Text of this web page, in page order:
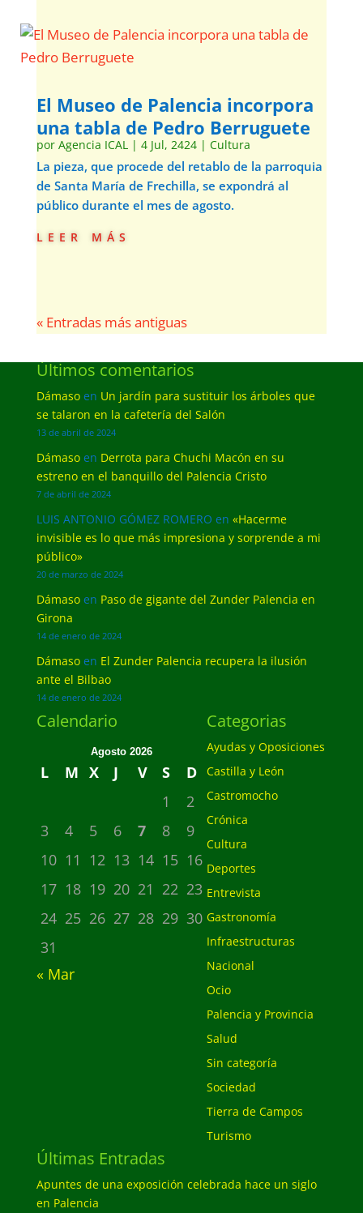
El Museo de Palencia incorpora
una tabla de Pedro Berruguete
por Agencia ICAL| 4 Jul, 2424| Cultura
La pieza, que procede del retablo de la parroquia
de Santa María de Frechilla, se expondrá al
público durante el mes de agosto.
leer más
« Entradas más antiguas
Últimos comentarios
Dámasoen Un jardín para sustituir los árboles que
se talaron en la cafetería del Salón
13 de abril de 2024
Dámasoen Derrota para Chuchi Macón en su
estreno en el banquillo del Palencia Cristo
7 de abril de 2024
LUIS ANTONIO GÓMEZ ROMERO en «Hacerme
invisible es lo que más impresiona y sorprende a mi
público»
20 de marzo de 2024
Dámasoen Paso de gigante del Zunder Palencia en
Girona
14 de enero de 2024
Dámasoen El Zunder Palencia recupera la ilusión
ante el Bilbao
14 de enero de 2024
Calendario
Agosto 2026
L M X J V S
D
1
2
3
4 5 6 7 8
9
10 11 12 13 14 15 16
17 18 19 20 21 22 23
24 25 26 27 28 29 30
31
« Mar
Categorias
Ayudas y Oposiciones
Castilla y León
Castromocho
Crónica
Cultura
Deportes
Entrevista
Gastronomía
Infraestructuras
Nacional
Ocio
Palencia y Provincia
Salud
Sin categoría
Sociedad
Tierra de Campos
Turismo
Últimas Entradas
Apuntes de una exposición celebrada hace un siglo
en Palencia